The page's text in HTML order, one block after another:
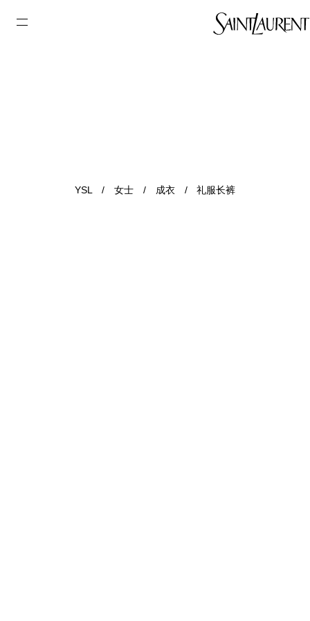
YSL / 女士 / 成衣 / 礼服长裤